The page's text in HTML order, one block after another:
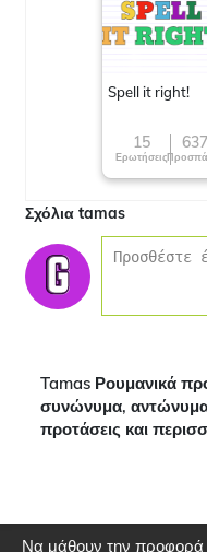
Spell it right!
15
Ερωτήσεις
Σχόλια tamas
Tamas Ρουμανικά
συνώνυμα, αντώνυμα,
προτάσεις και
Να μάθουν την